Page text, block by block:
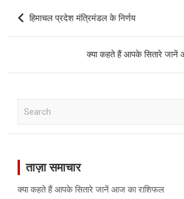
Post
navigation
हिमाचल प्रदेश मंत्रिमंडल के निर्णय
क्या कहते हैं आपके सितारे जानें
ताज़ा समाचार
क्या कहते हैं आपके सितारे जानें आज का राशिफल